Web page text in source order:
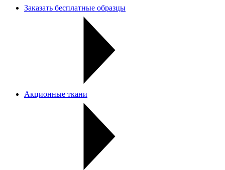
Заказать бесплатные образцы
Акционные ткани